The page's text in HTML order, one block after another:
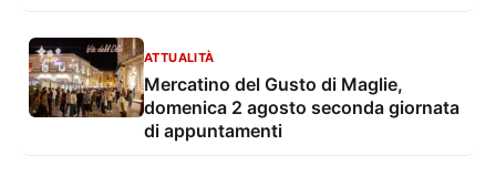
ATTUALITÀ
Mercatino del Gusto di Maglie,
domenica 2 agosto seconda giornata
di appuntamenti